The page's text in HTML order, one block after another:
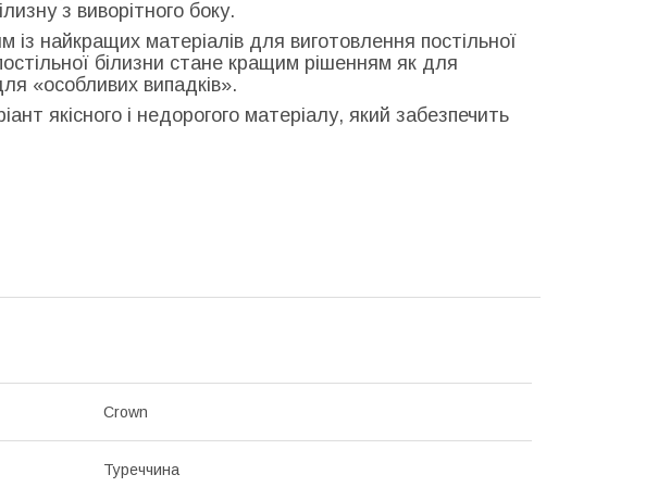
з виворітного боку.
із найкращих матеріалів для виготовлення постільної
білизни стане кращим рішенням як для
«особливих випадків».
якісного і недорогого матеріалу, який забезпечить
Crown
Туреччина